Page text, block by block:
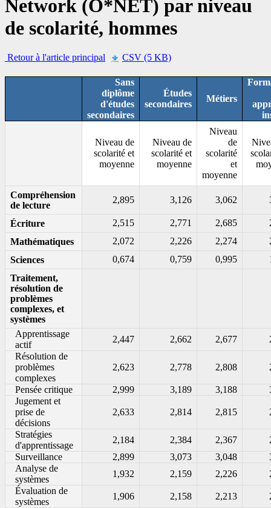
Network (O*NET) par niveau
de scolarité, hommes
Retour à l'article principal CSV (5 KB)
Sans
diplôme
d'études
secondaires
Études
secondaires
Métiers
Niveau de
scolarité et
moyenne
Niveau de
scolarité et
moyenne
Niveau
de
scolarité
et
moyenne
Compréhension
de lecture
2,895 3,126 3,062
Écriture 2,515 2,771 2,685
Mathématiques
2,072 2,226 2,274
Sciences
0,674 0,759 0,995
Traitement,
résolution de
problèmes
complexes, et
systèmes
Apprentissage
actif
2,447 2,662 2,677
Résolution de
problèmes
complexes
2,623 2,778 2,808
Pensée critique 2,999 3,189 3,188
Jugement et
prise de
décisions
2,633 2,814 2,815
Stratégies
d'apprentissage
2,184 2,384 2,367
Surveillance
2,899 3,073 3,048
Analyse de
systèmes
1,932 2,159 2,226
Évaluation de
systèmes
1,906 2,158 2,213